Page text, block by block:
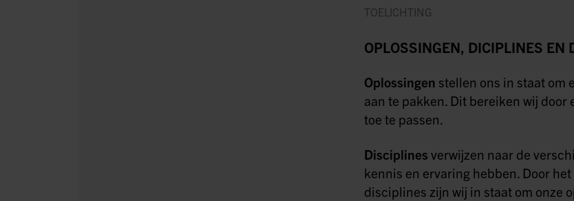
TOELICHTING
OPLOSSINGEN, DICIPLINES EN
Oplossingen stellen ons in staat
aan te pakken. Dit bereiken wij
toe te passen.
Disciplines verwijzen naar de
kennis en ervaring hebben. Door
disciplines zijn wij in staat om onze